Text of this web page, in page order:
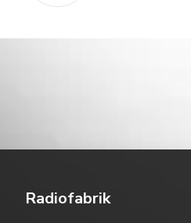
Radiofabrik